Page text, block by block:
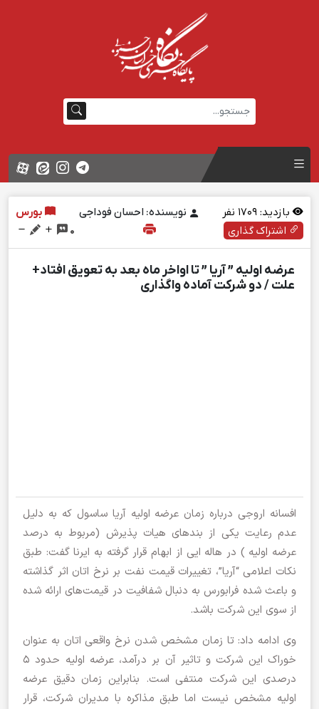
بازدید: نفر نویسنده: احسان فوداجی
بورس
اشتراک گذاری
0
عرضه اولیه ” آریا ” تا اواخر ماه بعد به تعویق افتاد+
علت / دو شرکت آماده واگذاری
افسانه اروجی درباره زمان عرضه اولیه آریا ساسول که به دلیل
عدم رعایت یکی از بندهای هیات پذیرش (مربوط به درصد
عرضه اولیه ) در هاله ایی از ابهام قرار گرفته به ایرنا گفت: طبق
نکات اعلامی “آریا”، تغییرات قیمت نفت بر نرخ اتان اثر گذاشته
و باعث شده فرابورس به دنبال شفافیت در قیمت‌های ارائه شده
از سوی این شرکت باشد.
وی ادامه داد: تا زمان مشخص شدن نرخ واقعی اتان به عنوان
خوراک این شرکت و تاثیر آن بر درآمد، عرضه اولیه حدود 5
درصدی این شرکت منتفی است. بنابراین زمان دقیق عرضه
اولیه مشخص نیست اما طبق مذاکره با مدیران شرکت، قرار